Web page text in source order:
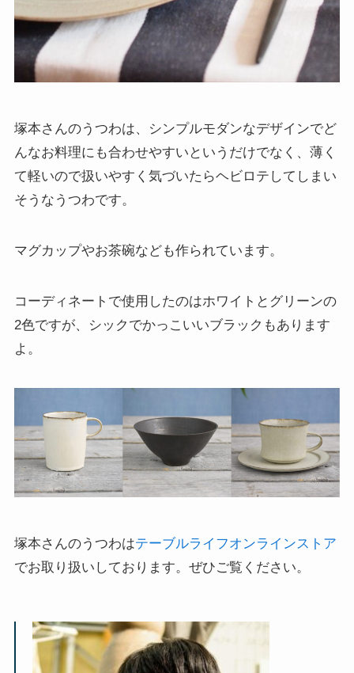
塚本さんのうつわは、シンプルモダンなデザインでど
んなお料理にも合わせやすいというだけでなく、薄く
て軽いので扱いやすく気づいたらヘビロテしてしまい
そうなうつわです。
マグカップやお茶碗なども作られています。
コーディネートで使用したのはホワイトとグリーンの
2色ですが、シックでかっこいいブラックもあります
よ。
塚本さんのうつわはテーブルライフオンラインストア
でお取り扱いしております。ぜひご覧ください。